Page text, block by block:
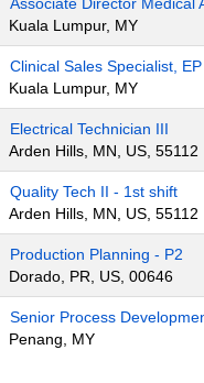
Kuala Lumpur, MY
Clinical Sales Specialist, EP
Kuala Lumpur, MY
Electrical Technician III
Arden Hills, MN, US, 55112
Quality Tech II - 1st shift
Arden Hills, MN, US, 55112
Production Planning - P2
Dorado, PR, US, 00646
Senior Process
Penang, MY